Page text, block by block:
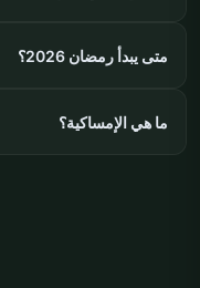
متى يبدأ رمضان 2026؟
ما هي الإمساكية؟